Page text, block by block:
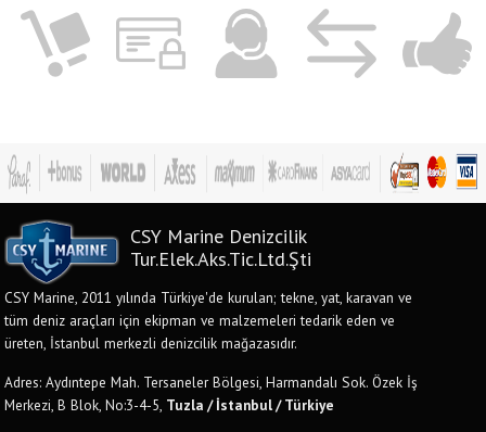
CSY Marine Denizcilik
Tur.Elek.Aks.Tic.Ltd.Şti
CSY Marine, 2011 yılında Türkiye'de kurulan; tekne, yat, karavan ve
tüm deniz araçları için ekipman ve malzemeleri tedarik eden ve
üreten, İstanbul merkezli denizcilik mağazasıdır.
Adres: Aydıntepe Mah. Tersaneler Bölgesi, Harmandalı Sok. Özek İş
Merkezi, B Blok, No:3-4-5, Tuzla / İstanbul / Türkiye